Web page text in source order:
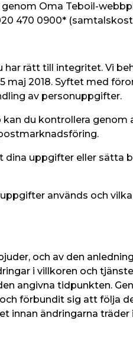
Oma Teboil-
470 0900*
rätt till integritet. Vi
maj 2018. Syftet med
av personuppgifter.
du kontrollera
uppgifter eller sätta
används och
och av den
i villkoren och
angivna tidpunkten.
förbundit sig att följa
innan ändringarna